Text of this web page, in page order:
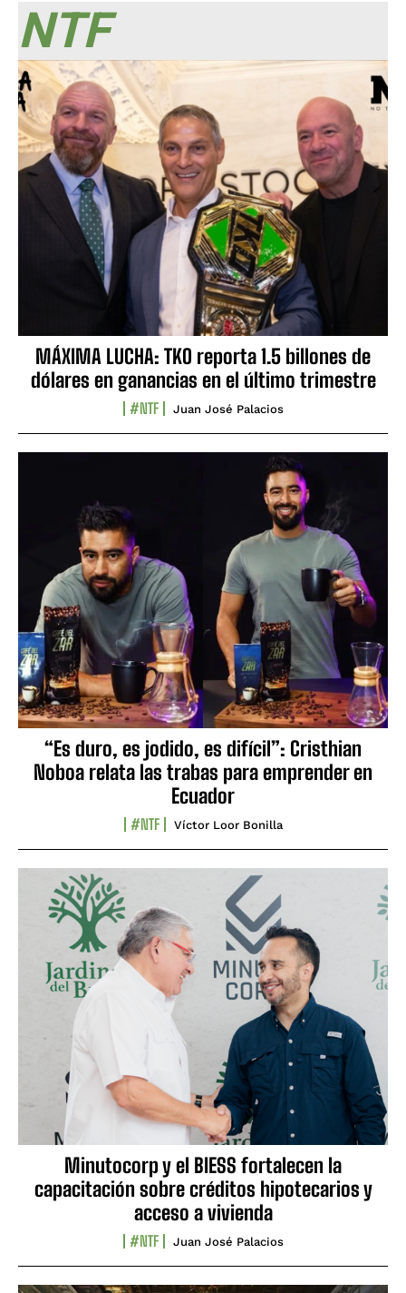
NTF
MÁXIMA LUCHA: TKO reporta 1.5 billones de
dólares en ganancias en el último trimestre
#NTF Juan José Palacios
“Es duro, es jodido, es difícil”: Cristhian
Noboa relata las trabas para emprender en
Ecuador
#NTF Víctor Loor Bonilla
Minutocorp y el BIESS fortalecen la
capacitación sobre créditos hipotecarios y
acceso a vivienda
#NTF Juan José Palacios